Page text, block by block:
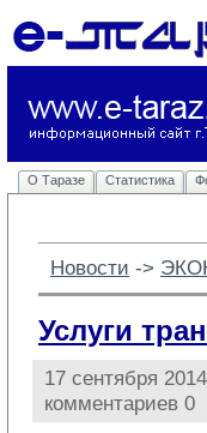
О Таразе Статистика
Новости ->
Услуги
17 сентября
комментариев 0